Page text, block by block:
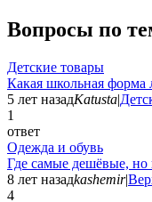
Вопросы по
Детские товары
Какая школьная форма
5 лет назадKatusta|
1
ответ
Одежда и обувь
Где самые дешёвые, но
8 лет назадkashemir|
4